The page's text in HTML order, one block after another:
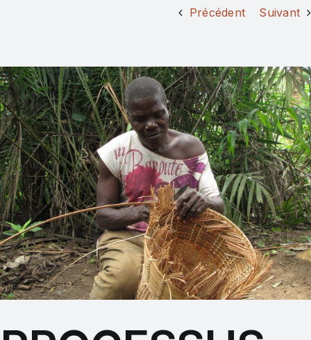
Précédent Suivant